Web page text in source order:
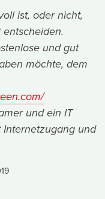
ist, oder nicht,
und gut
möchte, dem
und ein IT
Internetzugang und